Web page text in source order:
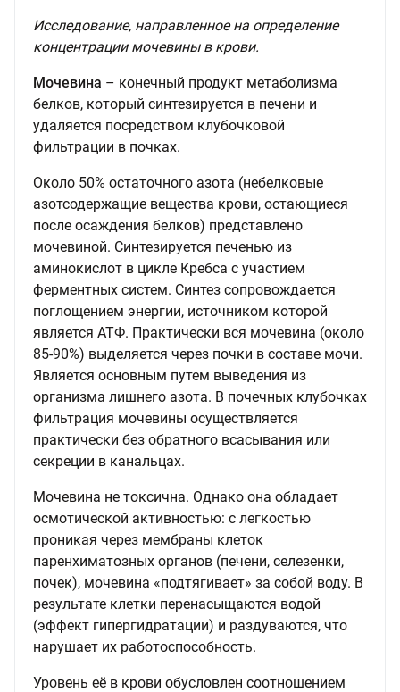
Исследование, направленное на определение
концентрации мочевины в крови.
Мочевина – конечный продукт метаболизма
белков, который синтезируется в печени и
удаляется посредством клубочковой
фильтрации в почках.
Около 50% остаточного азота (небелковые
азотсодержащие вещества крови, остающиеся
после осаждения белков) представлено
мочевиной. Синтезируется печенью из
аминокислот в цикле Кребса с участием
ферментных систем. Синтез сопровождается
поглощением энергии, источником которой
является АТФ. Практически вся мочевина (около
85-90%) выделяется через почки в составе мочи.
Является основным путем выведения из
организма лишнего азота. В почечных клубочках
фильтрация мочевины осуществляется
практически без обратного всасывания или
секреции в канальцах.
Мочевина не токсична. Однако она обладает
осмотической активностью: с легкостью
проникая через мембраны клеток
паренхиматозных органов (печени, селезенки,
почек), мочевина «подтягивает» за собой воду. В
результате клетки перенасыщаются водой
(эффект гипергидратации) и раздуваются, что
нарушает их работоспособность.
Уровень её в крови обусловлен соотношением